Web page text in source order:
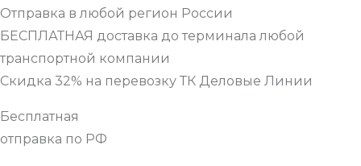
Отправка в любой регион России
БЕСПЛАТНАЯ доставка до терминала любой
транспортной компании
Скидка 32% на перевозку ТК Деловые Линии
Бесплатная
отправка по РФ